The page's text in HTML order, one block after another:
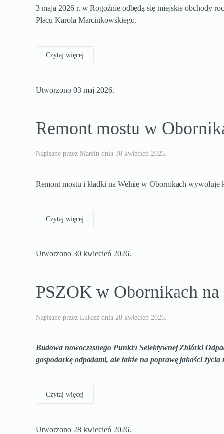
3 maja 2026 r. w Rogoźnie odbędą się miejskie obchody
Placu Karola Marcinkowskiego.
Czytaj więcej
Utworzono 03 maj 2026.
Remont mostu w
Napisane przez Marcin dnia 30 kwiecień 2026.
Remont mostu i kładki na Wełnie w Obornikach wywołuje
Czytaj więcej
Utworzono 30 kwiecień 2026.
PSZOK w Obornikach
Napisane przez Łukasz dnia 28 kwiecień 2026.
Budowa nowoczesnego Punktu Selektywnej Zbiórki
gospodarkę odpadami, ale także na poprawę jakości
Czytaj więcej
Utworzono 28 kwiecień 2026.